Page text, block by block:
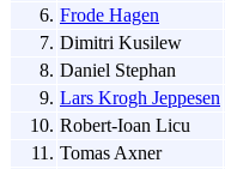
6. Frode Hagen
7. Dimitri Kusilew
8. Daniel Stephan
9. Lars Krogh Jeppesen
10. Robert-Ioan Licu
11. Tomas Axner